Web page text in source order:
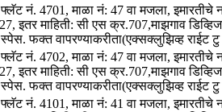
नं. 4701, माळा नं: 47 वा मजला, इमारतीचे
माहिती: सी एस क्र.707,माझगाव
स्पेस. फक्त वापरण्याकरीता(एक्सक्लुझिव्ह
नं. 4702, माळा नं: 47 वा मजला, इमारतीचे
माहिती: सी एस क्र.707,माझगाव
स्पेस. फक्त वापरण्याकरीता(एक्सक्लुझिव्ह
नं. 4101, माळा नं: 41 वा मजला, इमारतीचे